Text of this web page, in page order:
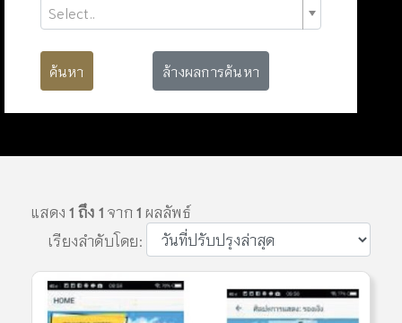
Select..
ค้นหา ล้างผลการค้นหา
แสดง1 ถึง 1จาก1 ผลลัพธ์
เรียงลำดับโดย: